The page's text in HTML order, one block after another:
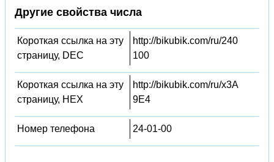
Другие свойства числа
Короткая ссылка на эту
страницу, DEC
http://bikubik.com/ru/240
100
Короткая ссылка на эту
страницу, HEX
http://bikubik.com/ru/x3A
9E4
Номер телефона 24-01-00